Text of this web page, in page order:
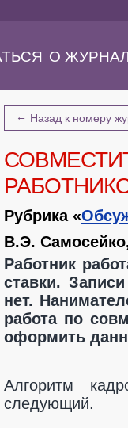
О
← Назад к номеру
Рубрика «
В.Э.
Работник
ставки.
нет.
работа по
оформить
Алгоритм
следующий.